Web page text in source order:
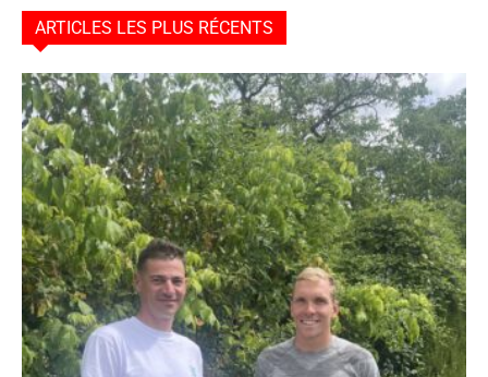
ARTICLES LES PLUS RÉCENTS